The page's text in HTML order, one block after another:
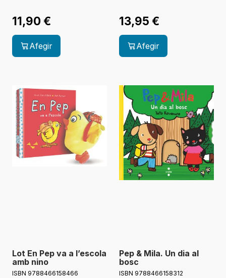
11,90 €
Afegir
13,95 €
Afegir
Lot En Pep va a l’escola
amb nino
ISBN 9788466158466
Pep & Mila. Un dia al
bosc
ISBN 9788466158312